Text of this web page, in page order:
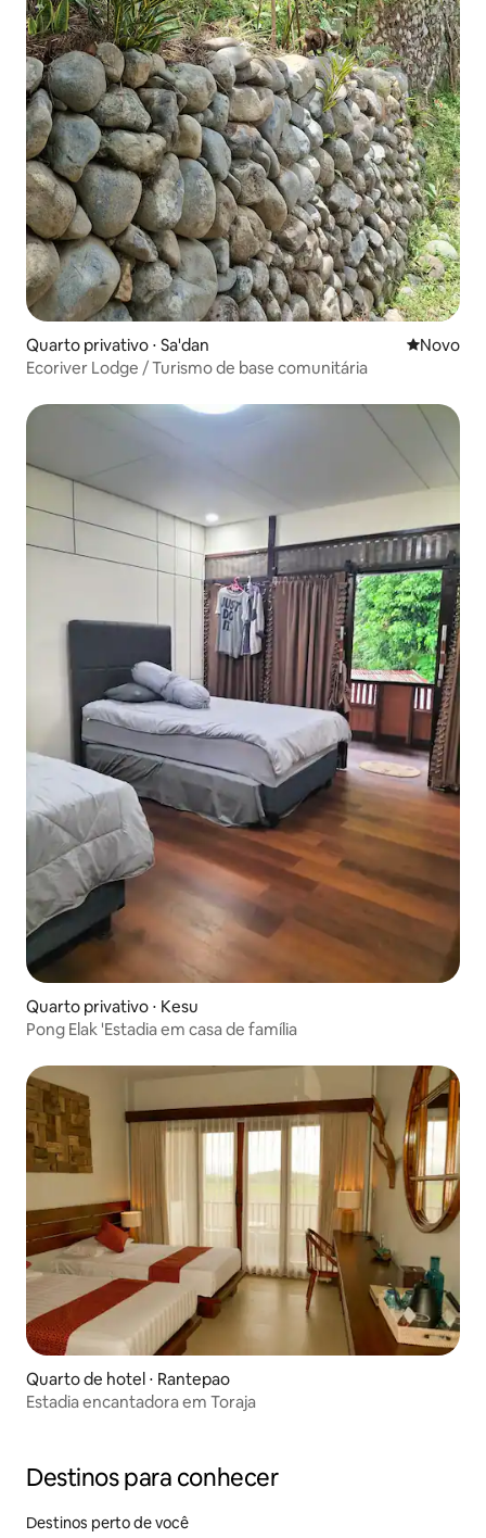
Quarto privativo ⋅ Sa'dan Novo
Novo
Ecoriver Lodge / Turismo de base comunitária
Quarto privativo ⋅ Kesu
Pong Elak 'Estadia em casa de família
Quarto de hotel ⋅ Rantepao
Estadia encantadora em Toraja
Destinos para conhecer
Destinos perto de você